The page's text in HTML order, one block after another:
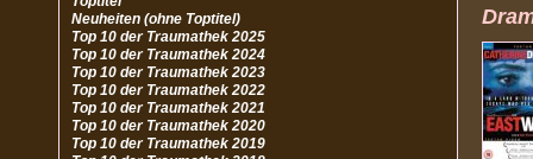
Neuheiten (ohne Toptitel)
Top 10 der Traumathek 2025
Top 10 der Traumathek 2024
Top 10 der Traumathek 2023
Top 10 der Traumathek 2022
Top 10 der Traumathek 2021
Top 10 der Traumathek 2020
Top 10 der Traumathek 2019